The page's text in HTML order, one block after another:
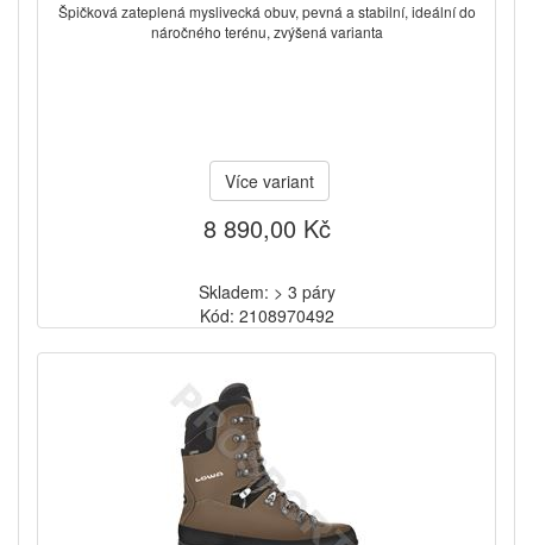
Špičková zateplená myslivecká obuv, pevná a stabilní, ideální do
náročného terénu, zvýšená varianta
Více variant
8 890,00 Kč
Skladem: > 3 páry
Kód: 2108970492